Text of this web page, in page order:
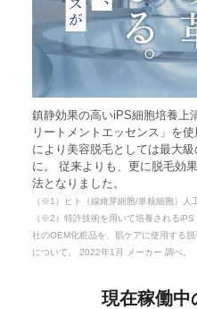
鎮静効果の高いiPS細胞培養上
リートメントエッセンス」を
により美容脱毛としては最大
に。 従来よりも、更に脱毛効
法となりました。
（※1）ヒト（線維芽細胞/単核細胞）人
（※2）特許技術を用いて培養される
社のOEM化粧品を、肌ケアに使用する
について。 2022年1月 メーカー 調べ。
現在稼働中